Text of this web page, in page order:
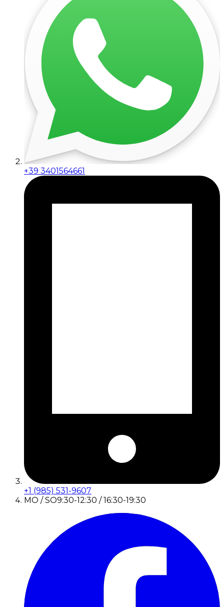
+39 3401564661
+1 (985) 531-9607
MO / SO9:30-12:30 / 16:30-19:30